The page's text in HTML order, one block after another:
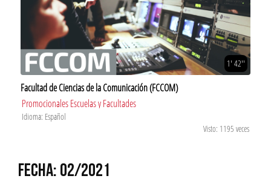
1' 42''
Facultad de Ciencias de la Comunicación (FCCOM)
Promocionales Escuelas y Facultades
Idioma: Español
Visto: 1195 veces
FECHA: 02/2021